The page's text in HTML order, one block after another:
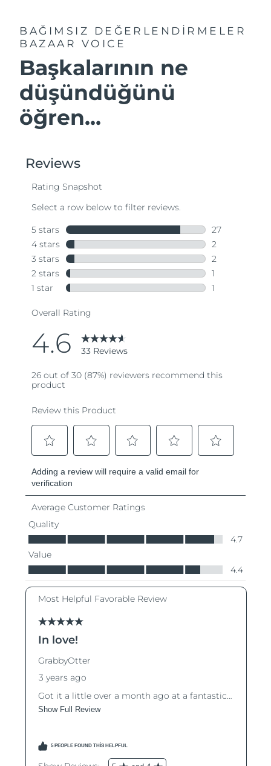
BAĞIMSIZ DEĞERLENDİRMELER
BAZAAR VOICE
Başkalarının ne
düşündüğünü
öğren...